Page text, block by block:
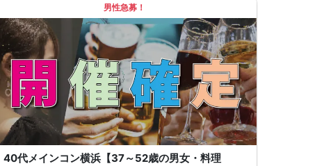
男性急募！
40代メインコン横浜【37～52歳の男女・料理